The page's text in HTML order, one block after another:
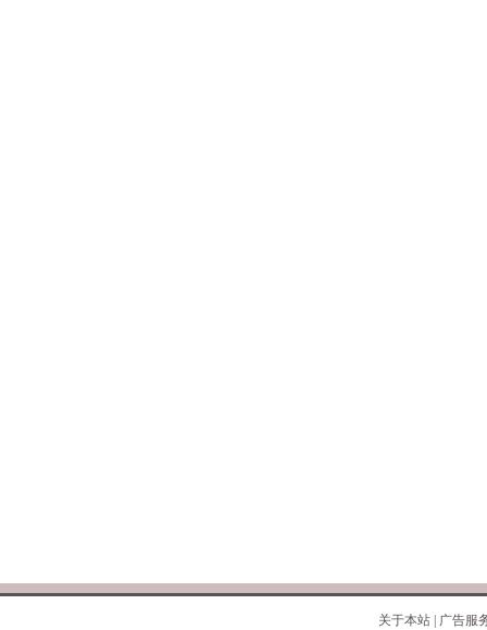
关于本站
广告服